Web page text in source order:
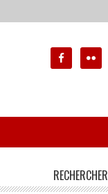
RECHERCHER